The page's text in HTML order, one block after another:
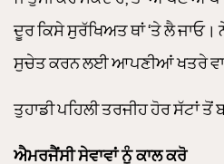
ਦੂਰ ਕਿਸੇ ਸੁਰੱਖਿਅਤ ਥਾਂ ‘ਤੇ ਲੈ
ਸੁਚੇਤ ਕਰਨ ਲਈ ਆਪਣੀਆਂ ਖਤਰੇ
ਤੁਹਾਡੀ ਪਹਿਲੀ ਤਰਜੀਹ ਹੋਰ ਸੱਟਾਂ ਤੋਂ
ਐਮਰਜੈਂਸੀ ਸੇਵਾਵਾਂ ਨੂੰ ਕਾਲ ਕਰੋ